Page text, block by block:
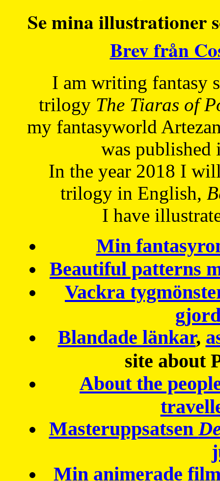
Se mina illustrationer
Brev från
I am writing fantasy
trilogy The Tiaras of
my fantasyworld
was published
In the year 2018 I
trilogy in English,
I have
Min
Beautiful patterns
Vackra
Blandade länkar,
site about
About the
Masteruppsatsen
Min animerade